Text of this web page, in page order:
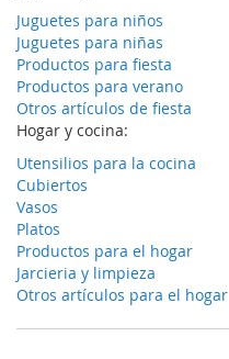
Juguetes para niños
Juguetes para niñas
Productos para fiesta
Productos para verano
Otros artículos de fiesta
Hogar y cocina:
Utensilios para la cocina
Cubiertos
Vasos
Platos
Productos para el hogar
Jarcieria y limpieza
Otros artículos para el hogar